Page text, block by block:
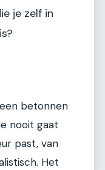
je zelf in
betonnen
nooit gaat
past, van
Het